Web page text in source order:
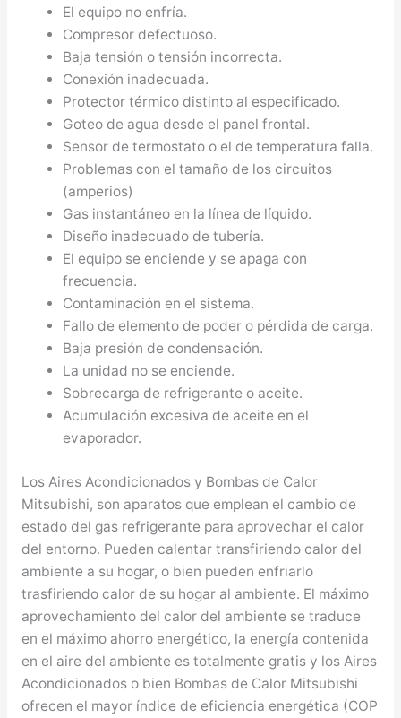
El equipo no enfría.
Compresor defectuoso.
Baja tensión o tensión incorrecta.
Conexión inadecuada.
Protector térmico distinto al especificado.
Goteo de agua desde el panel frontal.
Sensor de termostato o el de temperatura falla.
Problemas con el tamaño de los circuitos
(amperios)
Gas instantáneo en la línea de líquido.
Diseño inadecuado de tubería.
El equipo se enciende y se apaga con
frecuencia.
Contaminación en el sistema.
Fallo de elemento de poder o pérdida de carga.
Baja presión de condensación.
La unidad no se enciende.
Sobrecarga de refrigerante o aceite.
Acumulación excesiva de aceite en el
evaporador.
Los Aires Acondicionados y Bombas de Calor
Mitsubishi, son aparatos que emplean el cambio de
estado del gas refrigerante para aprovechar el calor
del entorno. Pueden calentar transfiriendo calor del
ambiente a su hogar, o bien pueden enfriarlo
trasfiriendo calor de su hogar al ambiente. El máximo
aprovechamiento del calor del ambiente se traduce
en el máximo ahorro energético, la energía contenida
en el aire del ambiente es totalmente gratis y los Aires
Acondicionados o bien Bombas de Calor Mitsubishi
ofrecen el mayor índice de eficiencia energética (COP